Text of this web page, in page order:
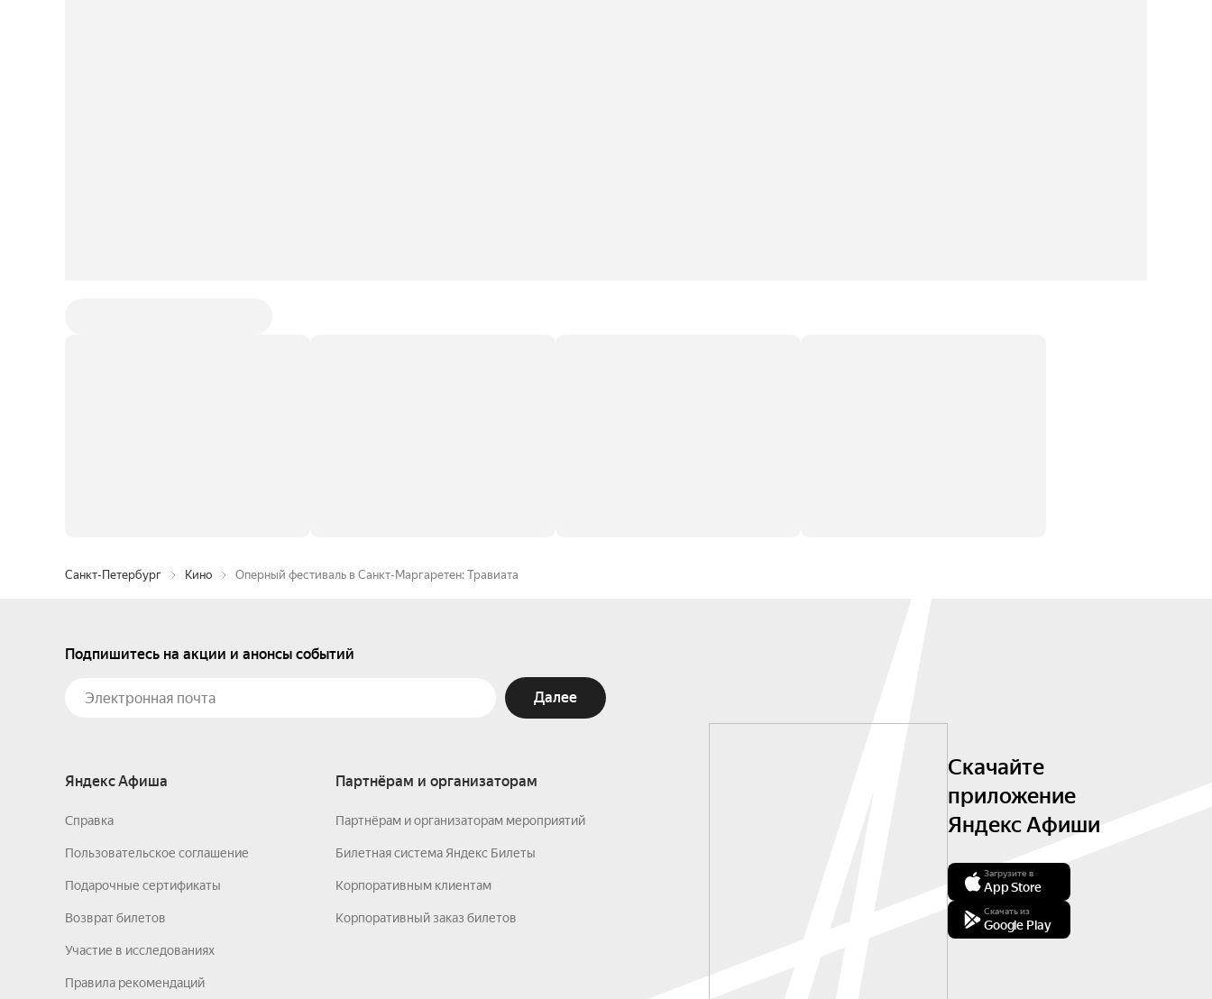
Санкт-Петербург Кино Оперный фестиваль в Санкт-Маргаретен: Травиата
Подпишитесь на акции и анонсы событий
Далее
Яндекс Афиша
Справка
Пользовательское соглашение
Подарочные сертификаты
Возврат билетов
Участие в исследованиях
Правила рекомендаций
Партнёрам и организаторам
Партнёрам и организаторам мероприятий
Билетная система Яндекс Билеты
Корпоративным клиентам
Корпоративный заказ билетов
Скачайте
приложение
Яндекс Афиши
Загрузите в
App Store
Скачать из
Google Play